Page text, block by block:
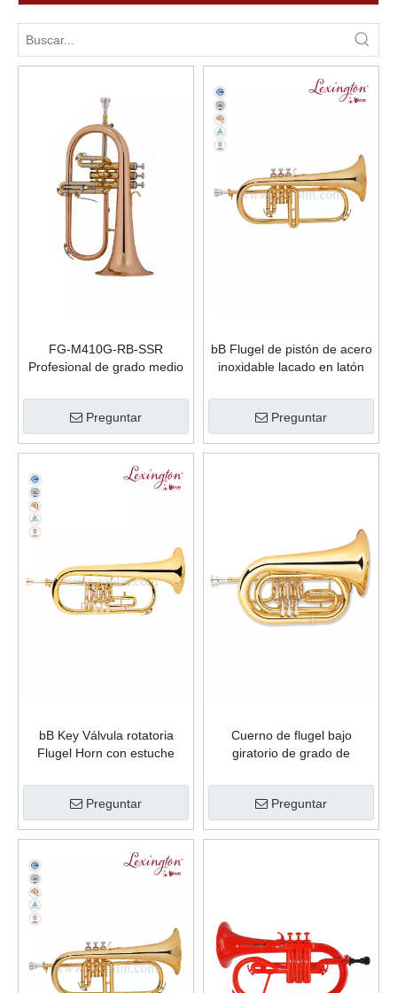
FG-M410G-RB-SSR
Profesional de grado medio
Horn
Preguntar
bB Flugel de pistón de acero
inoxidable lacado en latón
Preguntar
bB Key Válvula rotatoria
Flugel Horn con estuche
Preguntar
Cuerno de flugel bajo
giratorio de grado de
GR400G)
Preguntar